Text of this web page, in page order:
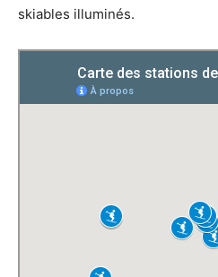
skiables illuminés.